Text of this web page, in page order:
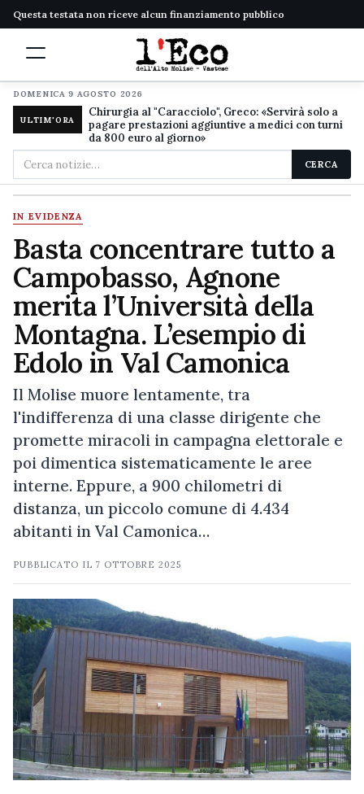
Questa testata non riceve alcun finanziamento pubblico
DOMENICA 9 AGOSTO 2026
ULTIM'ORA
Chirurgia al "Caracciolo", Greco: «Servirà solo a
pagare prestazioni aggiuntive a medici con turni
da 800 euro al giorno»
Cerca
nel
sito
CERCA
IN EVIDENZA
Basta concentrare tutto a
Campobasso, Agnone
merita l’Università della
Montagna. L’esempio di
Edolo in Val Camonica
Il Molise muore lentamente, tra
l'indifferenza di una classe dirigente che
promette miracoli in campagna elettorale e
poi dimentica sistematicamente le aree
interne. Eppure, a 900 chilometri di
distanza, un piccolo comune di 4.434
abitanti in Val Camonica…
PUBBLICATO IL 7 OTTOBRE 2025